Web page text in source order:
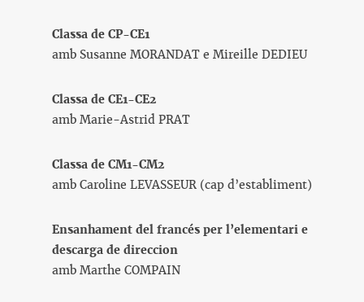
Classa de CP-CE1
amb Susanne MORANDAT e Mireille DEDIEU
Classa de CE1-CE2
amb Marie-Astrid PRAT
Classa de CM1-CM2
amb Caroline LEVASSEUR (cap d’establiment)
Ensanhament del francés per l’elementari e
descarga de direccion
amb Marthe COMPAIN